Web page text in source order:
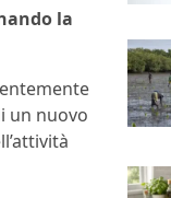
la
un nuovo